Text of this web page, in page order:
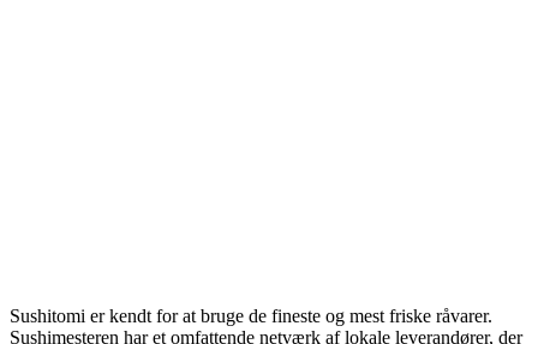
Sushitomi er kendt for at bruge de fineste og mest friske råvarer.
Sushimesteren har et omfattende netværk af lokale leverandører, der